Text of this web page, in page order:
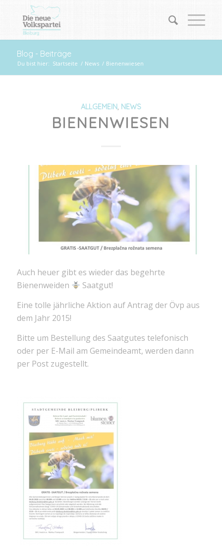
Blog - Beiträge
Du bist hier: Startseite / News / Bienenwiesen
ALLGEMEIN, NEWS
BIENENWIESEN
Auch heuer gibt es wieder das begehrte
Bienenweiden
Saatgut!
Eine tolle jährliche Aktion auf Antrag der Övp aus
dem Jahr 2015!
Bitte um Bestellung des Saatgutes telefonisch
oder per E-Mail am Gemeindeamt, werden dann
per Post zugestellt.